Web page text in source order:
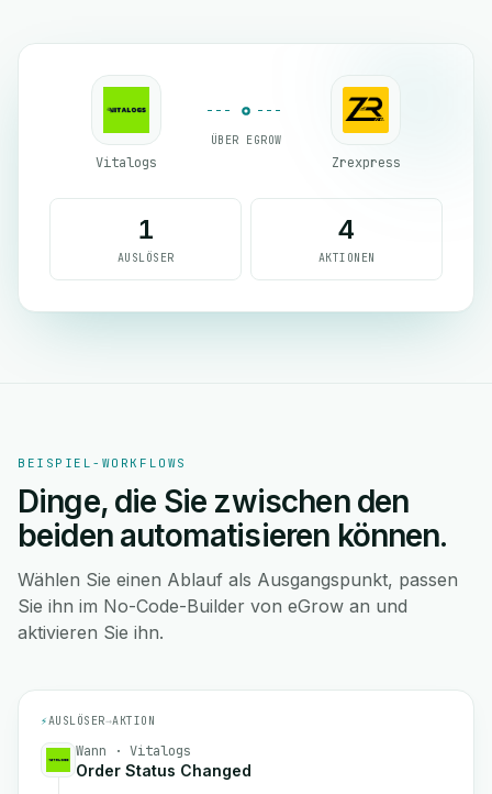
Vitalogs
ÜBER EGROW
Zrexpress
1
AUSLÖSER
4
AKTIONEN
BEISPIEL-WORKFLOWS
Dinge, die Sie zwischen den
beiden automatisieren können.
Wählen Sie einen Ablauf als Ausgangspunkt, passen
Sie ihn im No-Code-Builder von eGrow an und
aktivieren Sie ihn.
⚡AUSLÖSER→AKTION
Wann · Vitalogs
Order Status Changed